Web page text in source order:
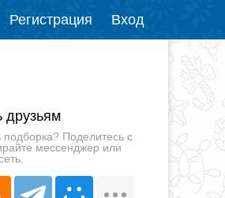
Регистрация Вход
друзьям
Поделитесь с
мессенджер или